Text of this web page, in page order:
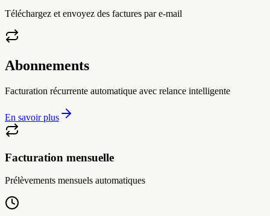
Téléchargez et envoyez des factures par e-mail
Abonnements
Facturation récurrente automatique avec relance intelligente
En savoir plus
Facturation mensuelle
Prélèvements mensuels automatiques